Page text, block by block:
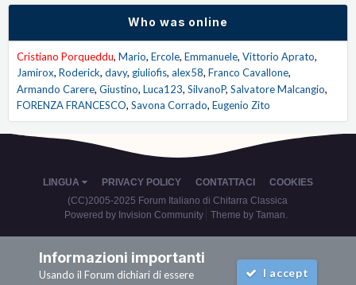
Who was online
Cristiano Porqueddu Mario Ercole Emmanuele Vittorio Aprato
Jamirox Roderick davy giuliofis alex58 Franco Cavallone
Armando Carere Giustino Luca123 SilvanoP Salvatore Malcangio
FORENZA FRANCESCO Savona Corrado Eugenio Zito
LINGUA PRIVACY POLICY CONTATTACI
COOKIES
(CC)2005-2025 Forum Italiano di Chitarra Classica
Powered by Invision Community
Theme by Taman.
Informazioni importanti
Usando il Forum dichiari di essere
I accept